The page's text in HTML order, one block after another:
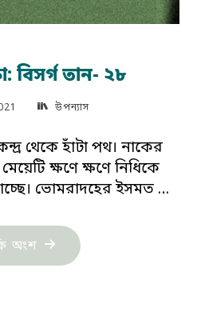
বিসর্গ তান- ২৮
উপন্যাস
থেকে হাঁটা পথ। নাকের
ক্ষণে ক্ষণে নিধিকে
ভোমরাদহের ইসমত …
অংশ "নাহার
মনিকা: